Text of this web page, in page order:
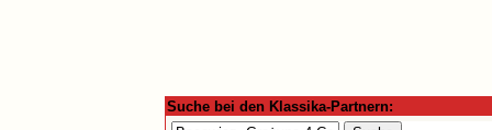
Suche bei den Klassika-Partnern: